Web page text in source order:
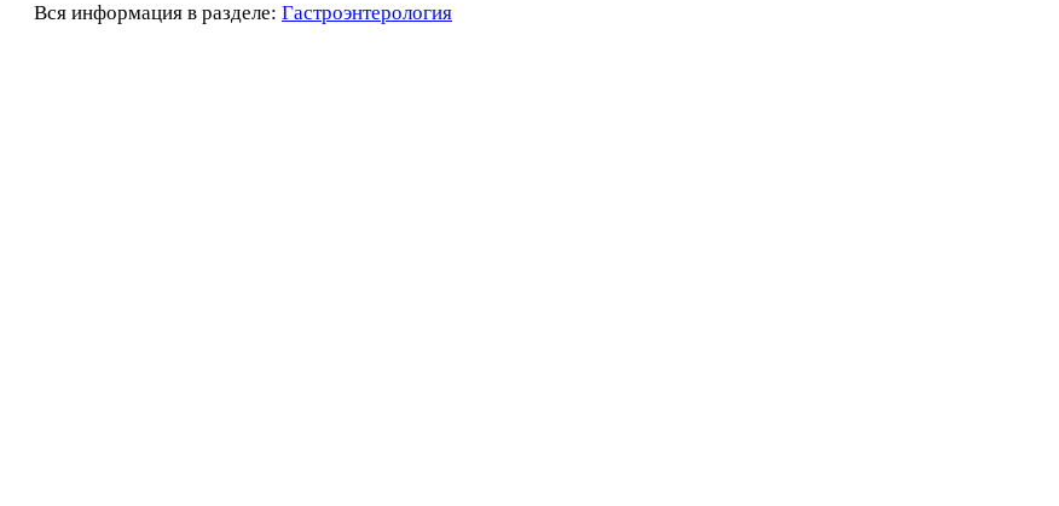
Вся информация в разделе: Гастроэнтерология